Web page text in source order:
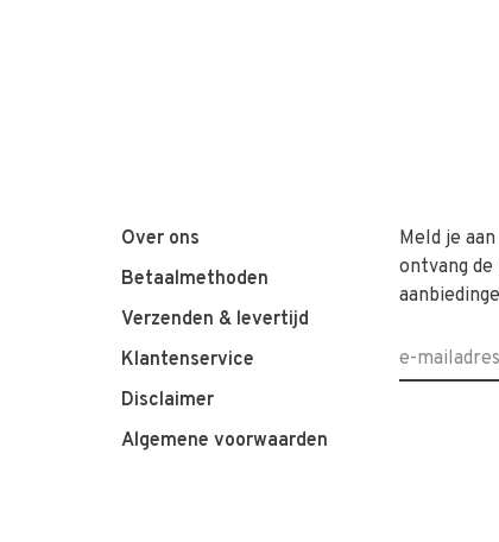
Over ons
Betaalmethoden
Verzenden & levertijd
Klantenservice
Disclaimer
Algemene voorwaarden
Meld je
ontvang